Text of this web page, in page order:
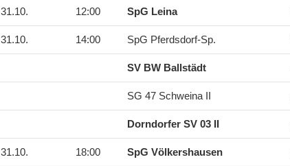
31.10. 12:00 SpG Leina
31.10. 14:00 SpG Pferdsdorf-Sp.
SV BW Ballstädt
SG 47 Schweina II
Dorndorfer SV 03 II
31.10. 18:00 SpG Völkershausen